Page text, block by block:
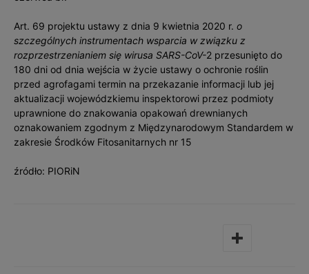
Art. 69 projektu ustawy z dnia 9 kwietnia 2020 r. o
szczególnych instrumentach wsparcia w związku z
rozprzestrzenianiem się wirusa SARS-CoV-2 przesunięto do
180 dni od dnia wejścia w życie ustawy o ochronie roślin
przed agrofagami termin na przekazanie informacji lub jej
aktualizacji wojewódzkiemu inspektorowi przez podmioty
uprawnione do znakowania opakowań drewnianych
oznakowaniem zgodnym z Międzynarodowym Standardem w
zakresie Środków Fitosanitarnych nr 15
źródło: PIORiN